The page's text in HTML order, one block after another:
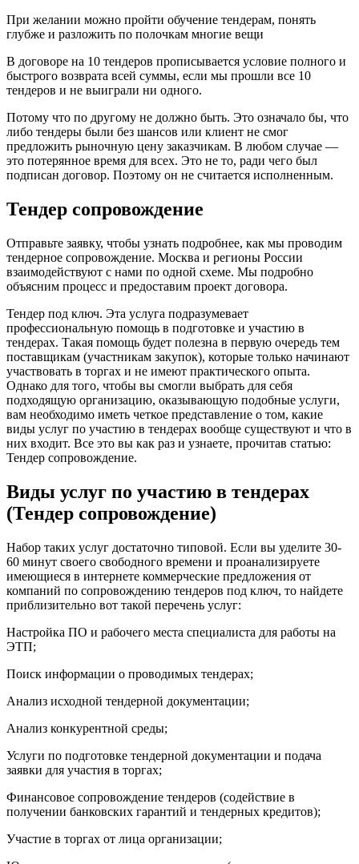
При желании можно пройти обучение тендерам, понять
глубже и разложить по полочкам многие вещи
В договоре на 10 тендеров прописывается условие полного и
быстрого возврата всей суммы, если мы прошли все 10
тендеров и не выиграли ни одного.
Потому что по другому не должно быть. Это означало бы, что
либо тендеры были без шансов или клиент не смог
предложить рыночную цену заказчикам. В любом случае —
это потерянное время для всех. Это не то, ради чего был
подписан договор. Поэтому он не считается исполненным.
Тендер сопровождение
Отправьте заявку, чтобы узнать подробнее, как мы проводим
тендерное сопровождение. Москва и регионы России
взаимодействуют с нами по одной схеме. Мы подробно
объясним процесс и предоставим проект договора.
Тендер под ключ. Эта услуга подразумевает
профессиональную помощь в подготовке и участию в
тендерах. Такая помощь будет полезна в первую очередь тем
поставщикам (участникам закупок), которые только начинают
участвовать в торгах и не имеют практического опыта.
Однако для того, чтобы вы смогли выбрать для себя
подходящую организацию, оказывающую подобные услуги,
вам необходимо иметь четкое представление о том, какие
виды услуг по участию в тендерах вообще существуют и что в
них входит. Все это вы как раз и узнаете, прочитав статью:
Тендер сопровождение.
Виды услуг по участию в тендерах
(Тендер сопровождение)
Набор таких услуг достаточно типовой. Если вы уделите 30-
60 минут своего свободного времени и проанализируете
имеющиеся в интернете коммерческие предложения от
компаний по сопровождению тендеров под ключ, то найдете
приблизительно вот такой перечень услуг:
Настройка ПО и рабочего места специалиста для работы на
ЭТП;
Поиск информации о проводимых тендерах;
Анализ исходной тендерной документации;
Анализ конкурентной среды;
Услуги по подготовке тендерной документации и подача
заявки для участия в торгах;
Финансовое сопровождение тендеров (содействие в
получении банковских гарантий и тендерных кредитов);
Участие в торгах от лица организации;